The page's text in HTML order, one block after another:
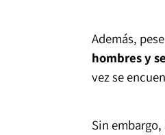
Además,
hombres y
vez se
Sin